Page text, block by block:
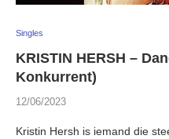
Singles
KRISTIN HERSH –
Konkurrent)
12/06/2023
Kristin Hersh is iemand die